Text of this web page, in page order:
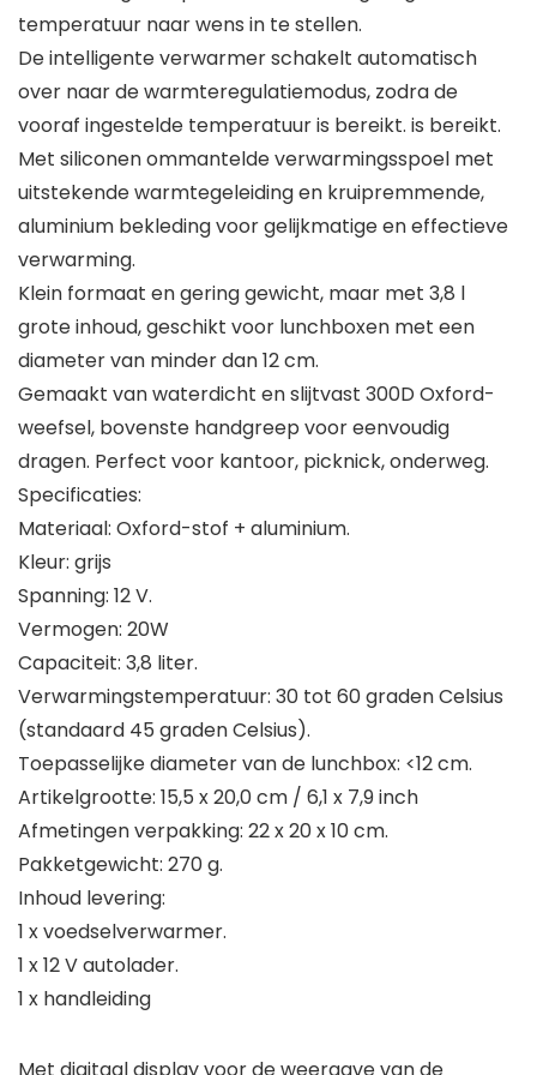
temperatuur naar wens in te stellen.
De intelligente verwarmer schakelt automatisch
over naar de warmteregulatiemodus, zodra de
vooraf ingestelde temperatuur is bereikt. is bereikt.
Met siliconen ommantelde verwarmingsspoel met
uitstekende warmtegeleiding en kruipremmende,
aluminium bekleding voor gelijkmatige en effectieve
verwarming.
Klein formaat en gering gewicht, maar met 3,8 l
grote inhoud, geschikt voor lunchboxen met een
diameter van minder dan 12 cm.
Gemaakt van waterdicht en slijtvast 300D Oxford-
weefsel, bovenste handgreep voor eenvoudig
dragen. Perfect voor kantoor, picknick, onderweg.
Specificaties:
Materiaal: Oxford-stof + aluminium.
Kleur: grijs
Spanning: 12 V.
Vermogen: 20W
Capaciteit: 3,8 liter.
Verwarmingstemperatuur: 30 tot 60 graden Celsius
(standaard 45 graden Celsius).
Toepasselijke diameter van de lunchbox: <12 cm.
Artikelgrootte: 15,5 x 20,0 cm / 6,1 x 7,9 inch
Afmetingen verpakking: 22 x 20 x 10 cm.
Pakketgewicht: 270 g.
Inhoud levering:
1 x voedselverwarmer.
1 x 12 V autolader.
1 x handleiding